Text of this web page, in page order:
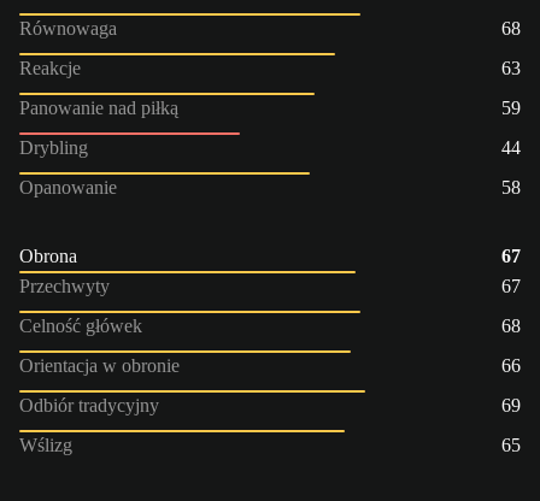
Równowaga
68
Reakcje
63
Panowanie nad piłką
59
Drybling
44
Opanowanie
58
Obrona
67
Przechwyty
67
Celność główek
68
Orientacja w obronie
66
Odbiór tradycyjny
69
Wślizg
65